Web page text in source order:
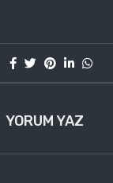
YORUM YAZ